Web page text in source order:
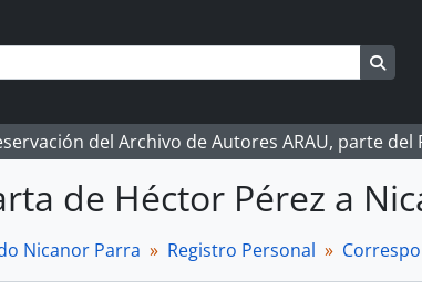
del Archivo de Autores ARAU, parte del
de Héctor Pérez a
Nicanor Parra Registro Personal